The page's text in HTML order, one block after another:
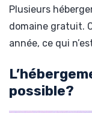
Plusieurs
domaine gratuit.
année, ce qui
possible?